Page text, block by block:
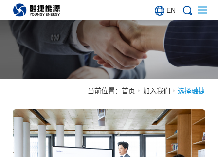
EN
当前位置：首页 加入我们 选择融捷